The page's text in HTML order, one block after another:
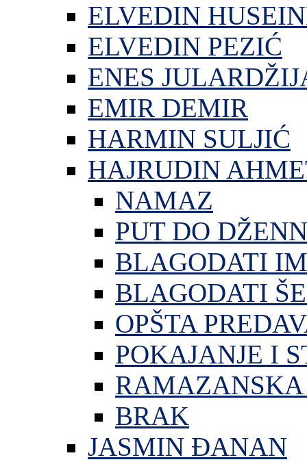
ELVEDIN
ELVEDIN PEZIĆ
ENES
EMIR DEMIR
HARMIN SULJIĆ
HAJRUDIN
NAMAZ
PUT DO
BLAGODATI
BLAGODATI
OPŠTA
POKAJANJE I
RAMAZANSKA
BRAK
JASMIN ĐANAN